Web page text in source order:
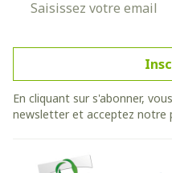
En cliquant sur s'abonner,
newsletter et acceptez notre